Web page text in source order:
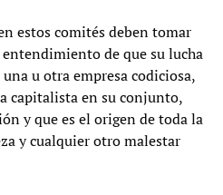
estos comités deben tomar
de que su lucha
u otra empresa codiciosa,
capitalista en su conjunto,
y que es el origen de toda la
y cualquier otro malestar